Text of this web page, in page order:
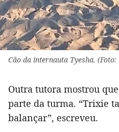
Cão da internauta Tyesha.
Outra tutora mostrou
parte da turma. “Trixie
balançar”, escreveu.